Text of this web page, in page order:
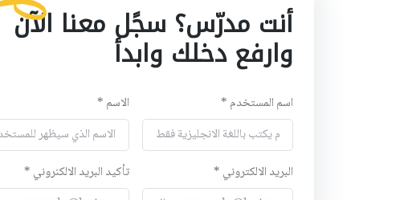
أنت مدرّس؟ سجًل معنا الآن
وارفع دخلك وابدأ
اسم المستخدم * الاسم *
البريد الالكتروني * تأكيد البريد الالكنروني *